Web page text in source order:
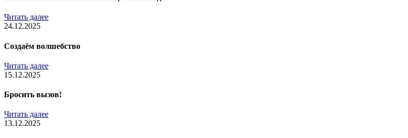
Читать далее
24.12.2025
Создаём волшебство
Читать далее
15.12.2025
Бросить вызов!
Читать далее
13.12.2025